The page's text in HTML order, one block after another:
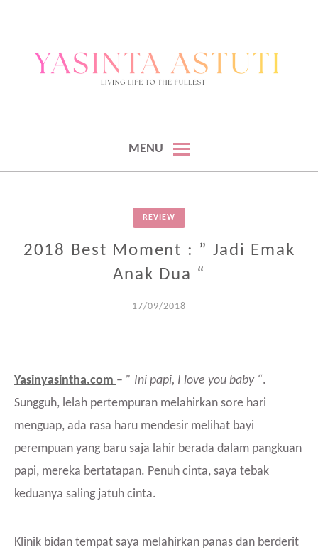
MENU
REVIEW
2018 Best Moment : ” Jadi Emak
Anak Dua “
17/09/2018
Yasinyasintha.com – ” Ini papi, I love you baby “.
Sungguh, lelah pertempuran melahirkan sore hari
menguap, ada rasa haru mendesir melihat bayi
perempuan yang baru saja lahir berada dalam pangkuan
papi, mereka bertatapan. Penuh cinta, saya tebak
keduanya saling jatuh cinta.
Klinik bidan tempat saya melahirkan panas dan berderit